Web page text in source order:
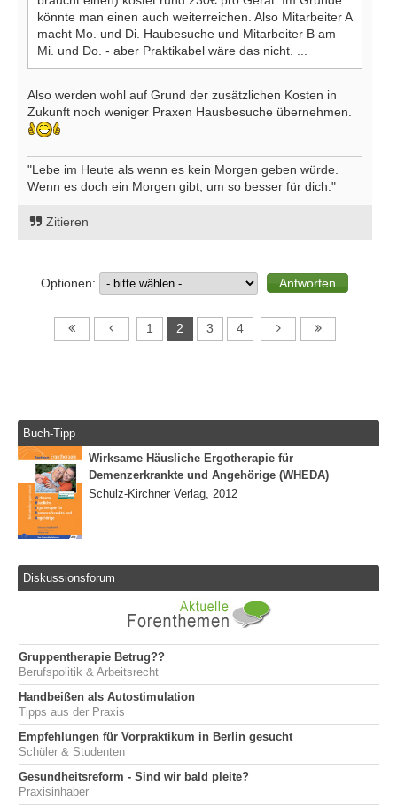
könnte man einen auch weiterreichen. Also Mitarbeiter A
macht Mo. und Di. Haubesuche und Mitarbeiter B am
Mi. und Do. - aber Praktikabel wäre das nicht. ...
Also werden wohl auf Grund der zusätzlichen Kosten in
Zukunft noch weniger Praxen Hausbesuche übernehmen.
"Lebe im Heute als wenn es kein Morgen geben würde.
Wenn es doch ein Morgen gibt, um so besser für dich."
Zitieren
Optionen:
1 2 3 4
Buch-Tipp
Wirksame Häusliche Ergotherapie für
Demenzerkrankte und Angehörige (WHEDA)
Schulz-Kirchner Verlag, 2012
Diskussionsforum
Gruppentherapie Betrug??
Berufspolitik & Arbeitsrecht
Handbeißen als Autostimulation
Tipps aus der Praxis
Empfehlungen für Vorpraktikum in Berlin gesucht
Schüler & Studenten
Gesundheitsreform - Sind wir bald pleite?
Praxisinhaber